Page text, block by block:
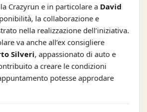
Crazyrun e in particolare a David
la collaborazione e
nella realizzazione dell’iniziativa.
va anche all’ex consigliere
Silveri, appassionato di auto e
a creare le condizioni
potesse approdare